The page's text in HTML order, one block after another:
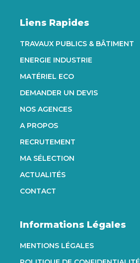
Liens Rapides
TRAVAUX PUBLICS & BÂTIMENT
ENERGIE INDUSTRIE
MATÉRIEL ECO
DEMANDER UN DEVIS
NOS AGENCES
A PROPOS
RECRUTEMENT
MA SÉLECTION
ACTUALITÉS
CONTACT
Informations Légales
MENTIONS LÉGALES